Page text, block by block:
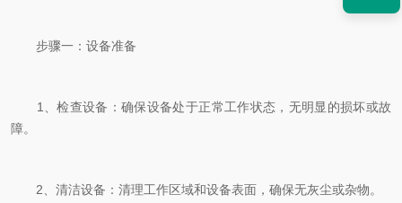
步骤一：设备准备
1、检查设备：确保设备处于正常工作状态，无明显的损坏或故
障。
2、清洁设备：清理工作区域和设备表面，确保无灰尘或杂物。